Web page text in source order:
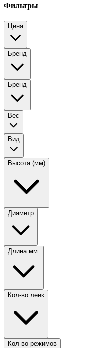
Фильтры
Цена
Бренд
Бренд
Вес
Вид
Высота (мм)
Диаметр
Длина мм.
Кол-во леек
Кол-во режимов